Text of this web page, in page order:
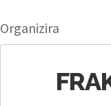
Organizira